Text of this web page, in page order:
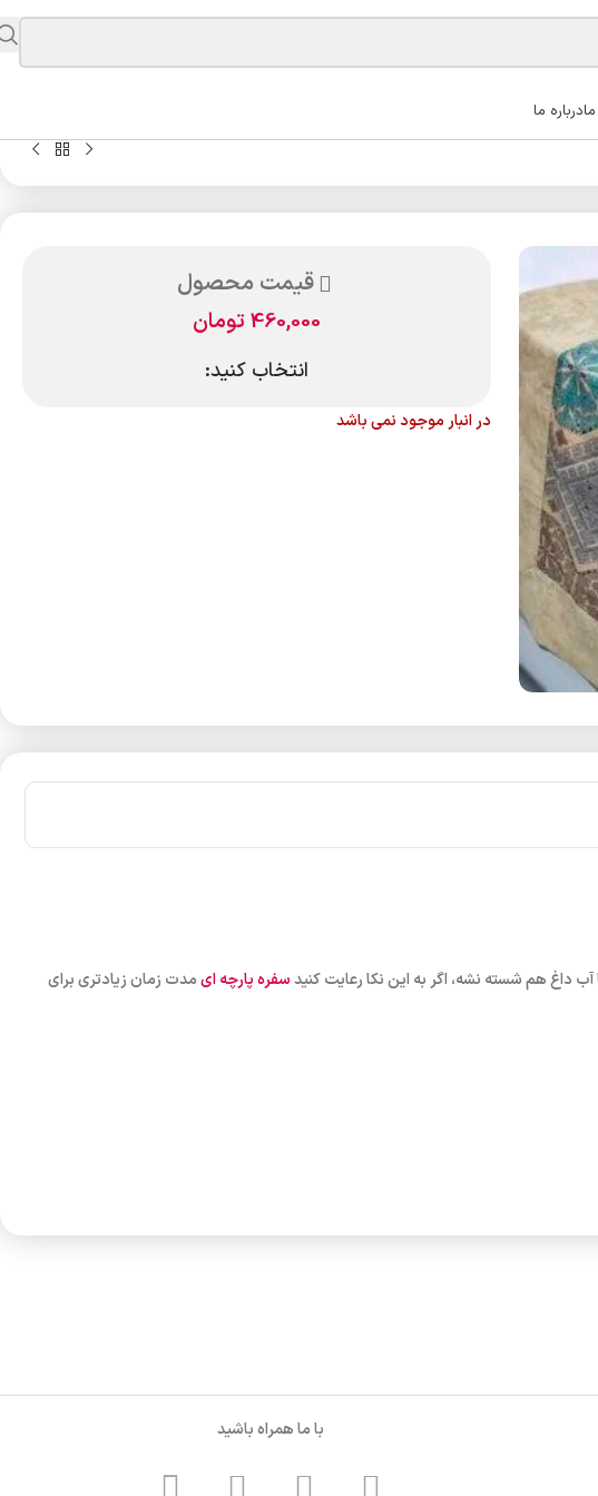
درباره ما
قیمت محصول
460,000تومان
انتخاب کنید:
در انبار موجود نمی باشد
داغ هم شسته نشه، اگر به این نکا رعایت کنیدسفره پارچه ایمدت زمان زیادتری برای
با ما همراه باشید